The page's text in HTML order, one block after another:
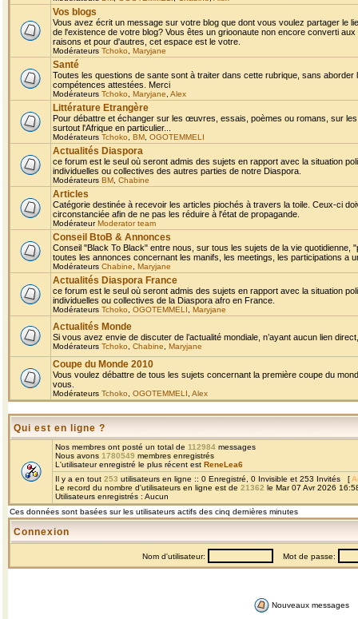
Vos blogs
Vous avez écrit un message sur votre blog que dont vous voulez partager le
de l'existence de votre blog? Vous êtes un grioonaute non encore converti
raisons et pour d'autres, cet espace est le votre.
Modérateurs Tchoko Maryjane
Santé
Toutes les questions de sante sont à traiter dans cette rubrique, sans
compétences attestées. Merci
Modérateurs Tchoko Maryjane Alex
Littérature Etrangère
Pour débattre et échanger sur les œuvres, essais, poèmes ou romans, sur
surtout l'Afrique en particulier...
Modérateurs Tchoko BM OGOTEMMELI
Actualités Diaspora
ce forum est le seul où seront admis des sujets en rapport avec la situation
individuelles ou collectives des autres parties de notre Diaspora.
Modérateurs BM Chabine
Articles
Catégorie destinée à recevoir les articles piochés à travers la toile. Ceux-ci
circonstanciée afin de ne pas les réduire à l'état de propagande.
ModérateurModerator team
Conseil BtoB & Annonces
Conseil "Black To Black" entre nous, sur tous les sujets de la vie
toutes les annonces concernant les manifs, les meetings, les participations a
Modérateurs Chabine Maryjane
Actualités Diaspora France
ce forum est le seul où seront admis des sujets en rapport avec la situation
individuelles ou collectives de la Diaspora afro en France.
Modérateurs Tchoko OGOTEMMELI Maryjane
Actualités Monde
Si vous avez envie de discuter de l’actualité mondiale, n’ayant aucun lien
Modérateurs Tchoko Chabine Maryjane
Coupe du Monde 2010
Vous voulez débattre de tous les sujets concernant la première coupe du
vous.
Modérateurs Tchoko OGOTEMMELI Alex
Qui est en ligne ?
Nos membres ont posté un total de 112984 messages
Nous avons 1780549 membres enregistrés
L'utilisateur enregistré le plus récent est ReneLea6
Il y a en tout 253 utilisateurs en ligne :: 0 Enregistré, 0 Invisible et 253 Invités [
Le record du nombre d'utilisateurs en ligne est de 21362 le Mar 07 Avr 2026
Utilisateurs enregistrés : Aucun
Ces données sont basées sur les utilisateurs actifs des cinq dernières minutes
Connexion
Nom d'utilisateur: Mot de passe:
Nouveaux messages